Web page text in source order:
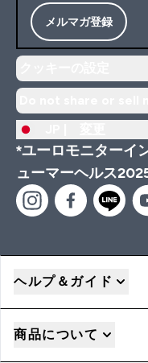
メルマガ登録
*ユーロモニターイ
ューマーヘルス
ヘルプ＆ガイド
商品について